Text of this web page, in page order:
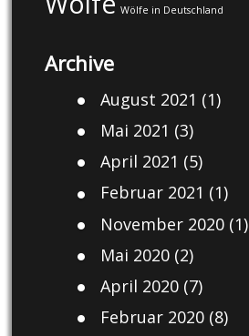
Wölfe in Deutschland
Archive
August 2021 (1)
Mai 2021 (3)
April 2021 (5)
Februar 2021 (1)
November 2020(1)
Mai 2020(2)
April 2020(7)
Februar 2020(8)